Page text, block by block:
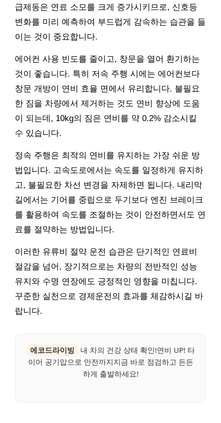
급제동은 연료 소모를 크게 증가시키므로, 신호등
변화를 미리 예측하여 부드럽게 감속하는 습관을 들
이는 것이 중요합니다.
에어컨 사용 빈도를 줄이고, 창문을 열어 환기하는
것이 좋습니다. 특히 저속 주행 시에는 에어컨보다
창문 개방이 연비 효율 면에서 유리합니다. 불필요
한 짐을 차량에서 제거하는 것도 연비 향상에 도움
이 되는데, 10kg의 짐은 연비를 약 0.2% 감소시킬
수 있습니다.
정속 주행은 최적의 연비를 유지하는 가장 쉬운 방
법입니다. 고속도로에서는 속도를 일정하게 유지하
고, 불필요한 차선 변경을 자제하면 됩니다. 내리막
길에서는 기어를 중립으로 두기보다 엔진 브레이크
를 활용하여 속도를 조절하는 것이 안전하면서도 연
료를 절약하는 방법입니다.
이러한 유류비 절약 운전 습관은 단기적인 연료비
절감을 넘어, 장기적으로는 차량의 전반적인 성능
유지와 수명 연장에도 긍정적인 영향을 미칩니다.
꾸준한 실천으로 경제운전의 효과를 체감하시길 바
랍니다.
에코드라이빙
내 차의 건강 상태 확인!연비 UP! 타
이어 공기압으로 안전까지지금 바로 점검하고 든든
하게 출발하세요!